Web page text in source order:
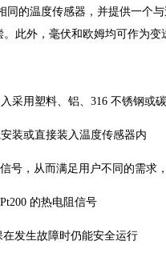
同的温度传感器，并提供一个
。此外，毫伏和欧姆均可作为变
采用塑料、 铝、316 不锈钢或
装或直接装 入温度传感器内
号，从而满足用户不同的需求
的热电阻信号
在发生故障时仍能安全运行